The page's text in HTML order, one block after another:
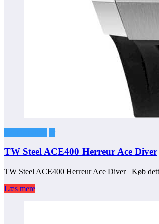
TW Steel ACE400 Herreur Ace Diver
TW Steel ACE400 Herreur Ace Diver Køb
Læs mere